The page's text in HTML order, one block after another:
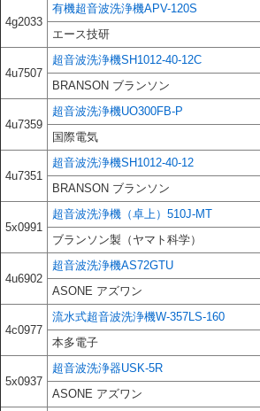
4g2033
有機超音波洗浄機APV-120S
エース技研
4u7507
超音波洗浄機SH1012-40-12C
BRANSON ブランソン
4u7359
超音波洗浄機UO300FB-P
国際電気
4u7351
超音波洗浄機SH1012-40-12
BRANSON ブランソン
5x0991
超音波洗浄機（卓上）510J-MT
ブランソン製（ヤマト科学）
4u6902
超音波洗浄機AS72GTU
ASONE アズワン
4c0977
流水式超音波洗浄機W-357LS-160
本多電子
5x0937
超音波洗浄器USK-5R
ASONE アズワン